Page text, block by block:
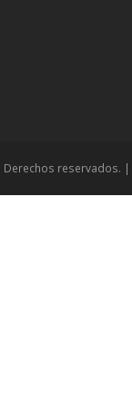
reservados. |